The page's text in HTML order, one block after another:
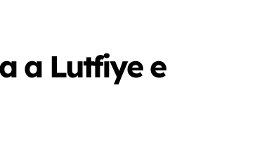
a Lutfiye e